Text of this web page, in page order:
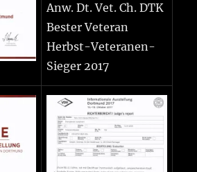
Anw. Dt. Vet. Ch. DTK
Bester Veteran
Herbst-Veteranen-
Sieger 2017